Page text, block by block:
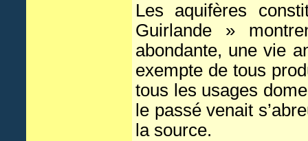
Les aquifères
Guirlande »
abondante, une vie
exempte de tous
tous les usages
le passé venait
la source.